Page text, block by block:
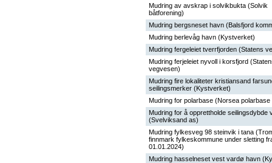
Mudring av avskrap i solvikbukta (Solvik
båtforening)
Mudring bergsneset havn (Balsfjord
Mudring berlevåg havn (Kystverket)
Mudring fergeleiet tverrfjorden (Statens
Mudring ferjeleiet nyvoll i korsfjord
vegvesen)
Mudring fire lokaliteter kristiansand
seilingsmerker (Kystverket)
Mudring for polarbase (Norsea polarbase
Mudring for å opprettholde seilingsdybde
(Svelviksand as)
Mudring fylkesveg 98 steinvik i tana
finnmark fylkeskommune under sletting
01.01.2024)
Mudring hasselneset vest vardø havn